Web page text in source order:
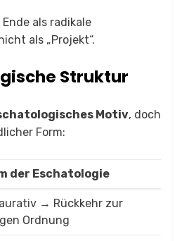
als radikale
als „Projekt“.
Struktur
Motiv, doch
Form:
der Eschatologie
→ Rückkehr zur
Ordnung